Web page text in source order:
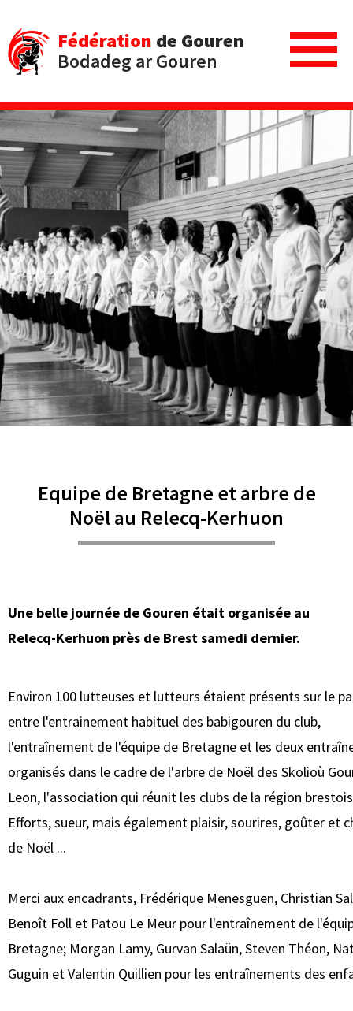
Fédération de Gouren
Bodadeg ar Gouren
Equipe de Bretagne et arbre de
Noël au Relecq-Kerhuon
Une belle journée de Gouren était organisée au
Relecq-Kerhuon près de Brest samedi dernier.
Environ 100 lutteuses et lutteurs étaient présents sur le
entre l'entrainement habituel des babigouren du club,
l'entraînement de l'équipe de Bretagne et les deux
organisés dans le cadre de l'arbre de Noël des Skolioù
Leon, l'association qui réunit les clubs de la région
Efforts, sueur, mais également plaisir, sourires, goûter et
de Noël ...
Merci aux encadrants, Frédérique Menesguen, Christian
Benoît Foll et Patou Le Meur pour l'entraînement de
Bretagne; Morgan Lamy, Gurvan Salaün, Steven Théon,
Guguin et Valentin Quillien pour les entraînements des